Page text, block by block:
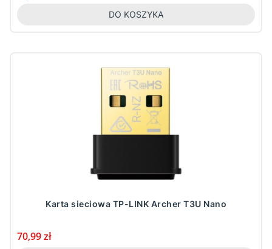
DO KOSZYKA
Karta sieciowa TP-LINK Archer T3U Nano
Cena
70,99 zł